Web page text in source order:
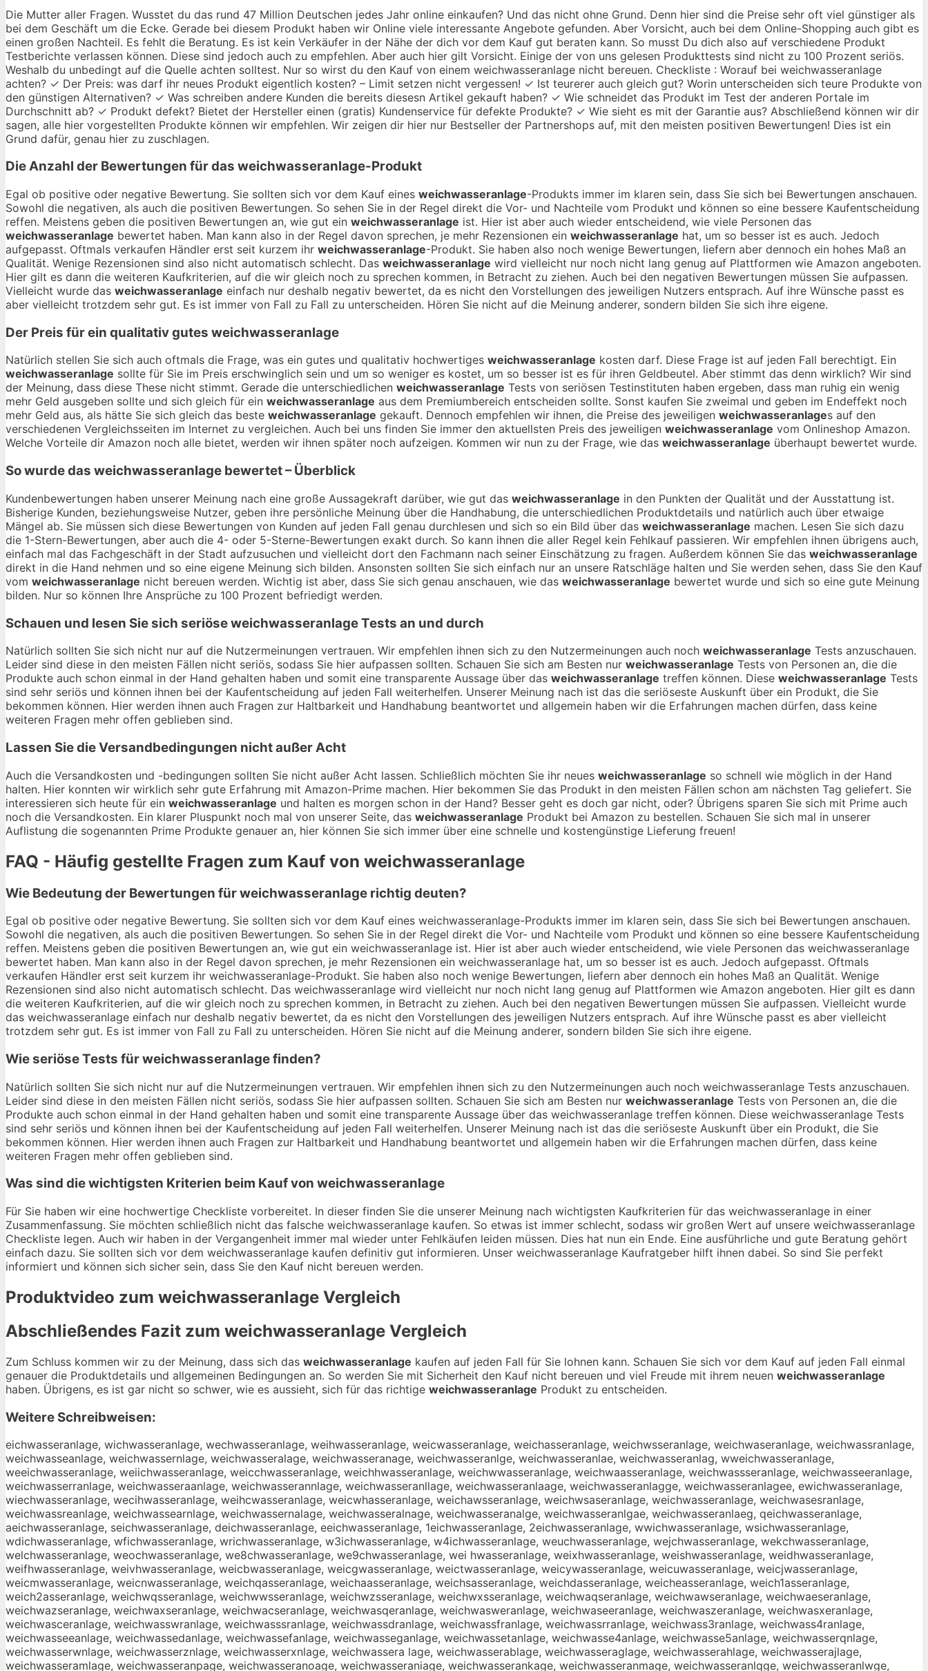
Die Mutter aller Fragen. Wusstet du das rund 47 Million Deutschen jedes Jahr online einkaufen? Und das nicht ohne Grund. Denn hier sind die Preise sehr oft viel günstiger als
bei dem Geschäft um die Ecke. Gerade bei diesem Produkt haben wir Online viele interessante Angebote gefunden. Aber Vorsicht, auch bei dem Online-Shopping auch gibt es
einen großen Nachteil. Es fehlt die Beratung. Es ist kein Verkäufer in der Nähe der dich vor dem Kauf gut beraten kann. So musst Du dich also auf verschiedene Produkt
Testberichte verlassen können. Diese sind jedoch auch zu empfehlen. Aber auch hier gilt Vorsicht. Einige der von uns gelesen Produkttests sind nicht zu 100 Prozent seriös.
Weshalb du unbedingt auf die Quelle achten solltest. Nur so wirst du den Kauf von einem weichwasseranlage nicht bereuen. Checkliste : Worauf bei weichwasseranlage
achten? ✓ Der Preis: was darf ihr neues Produkt eigentlich kosten? – Limit setzen nicht vergessen! ✓ Ist teurerer auch gleich gut? Worin unterscheiden sich teure Produkte von
den günstigen Alternativen? ✓ Was schreiben andere Kunden die bereits diesesn Artikel gekauft haben? ✓ Wie schneidet das Produkt im Test der anderen Portale im
Durchschnitt ab? ✓ Produkt defekt? Bietet der Hersteller einen (gratis) Kundenservice für defekte Produkte? ✓ Wie sieht es mit der Garantie aus? Abschließend können wir dir
sagen, alle hier vorgestellten Produkte können wir empfehlen. Wir zeigen dir hier nur Bestseller der Partnershops auf, mit den meisten positiven Bewertungen! Dies ist ein
Grund dafür, genau hier zu zuschlagen.
Die Anzahl der Bewertungen für das weichwasseranlage-Produkt
Egal ob positive oder negative Bewertung. Sie sollten sich vor dem Kauf eines weichwasseranlage-Produkts immer im klaren sein, dass Sie sich bei Bewertungen anschauen.
Sowohl die negativen, als auch die positiven Bewertungen. So sehen Sie in der Regel direkt die Vor- und Nachteile vom Produkt und können so eine bessere Kaufentscheidung
reffen. Meistens geben die positiven Bewertungen an, wie gut ein weichwasseranlage ist. Hier ist aber auch wieder entscheidend, wie viele Personen das
weichwasseranlage bewertet haben. Man kann also in der Regel davon sprechen, je mehr Rezensionen ein weichwasseranlage hat, um so besser ist es auch. Jedoch
aufgepasst. Oftmals verkaufen Händler erst seit kurzem ihr weichwasseranlage-Produkt. Sie haben also noch wenige Bewertungen, liefern aber dennoch ein hohes Maß an
Qualität. Wenige Rezensionen sind also nicht automatisch schlecht. Das weichwasseranlage wird vielleicht nur noch nicht lang genug auf Plattformen wie Amazon angeboten.
Hier gilt es dann die weiteren Kaufkriterien, auf die wir gleich noch zu sprechen kommen, in Betracht zu ziehen. Auch bei den negativen Bewertungen müssen Sie aufpassen.
Vielleicht wurde das weichwasseranlage einfach nur deshalb negativ bewertet, da es nicht den Vorstellungen des jeweiligen Nutzers entsprach. Auf ihre Wünsche passt es
aber vielleicht trotzdem sehr gut. Es ist immer von Fall zu Fall zu unterscheiden. Hören Sie nicht auf die Meinung anderer, sondern bilden Sie sich ihre eigene.
Der Preis für ein qualitativ gutes weichwasseranlage
Natürlich stellen Sie sich auch oftmals die Frage, was ein gutes und qualitativ hochwertiges weichwasseranlage kosten darf. Diese Frage ist auf jeden Fall berechtigt. Ein
weichwasseranlage sollte für Sie im Preis erschwinglich sein und um so weniger es kostet, um so besser ist es für ihren Geldbeutel. Aber stimmt das denn wirklich? Wir sind
der Meinung, dass diese These nicht stimmt. Gerade die unterschiedlichen weichwasseranlage Tests von seriösen Testinstituten haben ergeben, dass man ruhig ein wenig
mehr Geld ausgeben sollte und sich gleich für ein weichwasseranlage aus dem Premiumbereich entscheiden sollte. Sonst kaufen Sie zweimal und geben im Endeffekt noch
mehr Geld aus, als hätte Sie sich gleich das beste weichwasseranlage gekauft. Dennoch empfehlen wir ihnen, die Preise des jeweiligen weichwasseranlages auf den
verschiedenen Vergleichsseiten im Internet zu vergleichen. Auch bei uns finden Sie immer den aktuellsten Preis des jeweiligen weichwasseranlage vom Onlineshop Amazon.
Welche Vorteile dir Amazon noch alle bietet, werden wir ihnen später noch aufzeigen. Kommen wir nun zu der Frage, wie das weichwasseranlage überhaupt bewertet wurde.
So wurde das weichwasseranlage bewertet – Überblick
Kundenbewertungen haben unserer Meinung nach eine große Aussagekraft darüber, wie gut das weichwasseranlage in den Punkten der Qualität und der Ausstattung ist.
Bisherige Kunden, beziehungsweise Nutzer, geben ihre persönliche Meinung über die Handhabung, die unterschiedlichen Produktdetails und natürlich auch über etwaige
Mängel ab. Sie müssen sich diese Bewertungen von Kunden auf jeden Fall genau durchlesen und sich so ein Bild über das weichwasseranlage machen. Lesen Sie sich dazu
die 1-Stern-Bewertungen, aber auch die 4- oder 5-Sterne-Bewertungen exakt durch. So kann ihnen die aller Regel kein Fehlkauf passieren. Wir empfehlen ihnen übrigens auch,
einfach mal das Fachgeschäft in der Stadt aufzusuchen und vielleicht dort den Fachmann nach seiner Einschätzung zu fragen. Außerdem können Sie das weichwasseranlage
direkt in die Hand nehmen und so eine eigene Meinung sich bilden. Ansonsten sollten Sie sich einfach nur an unsere Ratschläge halten und Sie werden sehen, dass Sie den Kauf
vom weichwasseranlage nicht bereuen werden. Wichtig ist aber, dass Sie sich genau anschauen, wie das weichwasseranlage bewertet wurde und sich so eine gute Meinung
bilden. Nur so können Ihre Ansprüche zu 100 Prozent befriedigt werden.
Schauen und lesen Sie sich seriöseweichwasseranlageTests an und durch
Natürlich sollten Sie sich nicht nur auf die Nutzermeinungen vertrauen. Wir empfehlen ihnen sich zu den Nutzermeinungen auch noch weichwasseranlage Tests anzuschauen.
Leider sind diese in den meisten Fällen nicht seriös, sodass Sie hier aufpassen sollten. Schauen Sie sich am Besten nur weichwasseranlage Tests von Personen an, die die
Produkte auch schon einmal in der Hand gehalten haben und somit eine transparente Aussage über das weichwasseranlage treffen können. Diese weichwasseranlage Tests
sind sehr seriös und können ihnen bei der Kaufentscheidung auf jeden Fall weiterhelfen. Unserer Meinung nach ist das die seriöseste Auskunft über ein Produkt, die Sie
bekommen können. Hier werden ihnen auch Fragen zur Haltbarkeit und Handhabung beantwortet und allgemein haben wir die Erfahrungen machen dürfen, dass keine
weiteren Fragen mehr offen geblieben sind.
Lassen Sie die Versandbedingungen nicht außer Acht
Auch die Versandkosten und -bedingungen sollten Sie nicht außer Acht lassen. Schließlich möchten Sie ihr neues weichwasseranlage so schnell wie möglich in der Hand
halten. Hier konnten wir wirklich sehr gute Erfahrung mit Amazon-Prime machen. Hier bekommen Sie das Produkt in den meisten Fällen schon am nächsten Tag geliefert. Sie
interessieren sich heute für ein weichwasseranlage und halten es morgen schon in der Hand? Besser geht es doch gar nicht, oder? Übrigens sparen Sie sich mit Prime auch
noch die Versandkosten. Ein klarer Pluspunkt noch mal von unserer Seite, das weichwasseranlage Produkt bei Amazon zu bestellen. Schauen Sie sich mal in unserer
Auflistung die sogenannten Prime Produkte genauer an, hier können Sie sich immer über eine schnelle und kostengünstige Lieferung freuen!
FAQ - Häufig gestellte Fragen zum Kauf von weichwasseranlage
Wie Bedeutung der Bewertungen für weichwasseranlage richtig deuten?
Egal ob positive oder negative Bewertung. Sie sollten sich vor dem Kauf eines weichwasseranlage-Produkts immer im klaren sein, dass Sie sich bei Bewertungen anschauen.
Sowohl die negativen, als auch die positiven Bewertungen. So sehen Sie in der Regel direkt die Vor- und Nachteile vom Produkt und können so eine bessere Kaufentscheidung
reffen. Meistens geben die positiven Bewertungen an, wie gut ein weichwasseranlage ist. Hier ist aber auch wieder entscheidend, wie viele Personen das weichwasseranlage
bewertet haben. Man kann also in der Regel davon sprechen, je mehr Rezensionen ein weichwasseranlage hat, um so besser ist es auch. Jedoch aufgepasst. Oftmals
verkaufen Händler erst seit kurzem ihr weichwasseranlage-Produkt. Sie haben also noch wenige Bewertungen, liefern aber dennoch ein hohes Maß an Qualität. Wenige
Rezensionen sind also nicht automatisch schlecht. Das weichwasseranlage wird vielleicht nur noch nicht lang genug auf Plattformen wie Amazon angeboten. Hier gilt es dann
die weiteren Kaufkriterien, auf die wir gleich noch zu sprechen kommen, in Betracht zu ziehen. Auch bei den negativen Bewertungen müssen Sie aufpassen. Vielleicht wurde
das weichwasseranlage einfach nur deshalb negativ bewertet, da es nicht den Vorstellungen des jeweiligen Nutzers entsprach. Auf ihre Wünsche passt es aber vielleicht
trotzdem sehr gut. Es ist immer von Fall zu Fall zu unterscheiden. Hören Sie nicht auf die Meinung anderer, sondern bilden Sie sich ihre eigene.
Wie seriöse Tests für weichwasseranlage finden?
Natürlich sollten Sie sich nicht nur auf die Nutzermeinungen vertrauen. Wir empfehlen ihnen sich zu den Nutzermeinungen auch noch weichwasseranlage Tests anzuschauen.
Leider sind diese in den meisten Fällen nicht seriös, sodass Sie hier aufpassen sollten. Schauen Sie sich am Besten nur weichwasseranlage Tests von Personen an, die die
Produkte auch schon einmal in der Hand gehalten haben und somit eine transparente Aussage über das weichwasseranlage treffen können. Diese weichwasseranlage Tests
sind sehr seriös und können ihnen bei der Kaufentscheidung auf jeden Fall weiterhelfen. Unserer Meinung nach ist das die seriöseste Auskunft über ein Produkt, die Sie
bekommen können. Hier werden ihnen auch Fragen zur Haltbarkeit und Handhabung beantwortet und allgemein haben wir die Erfahrungen machen dürfen, dass keine
weiteren Fragen mehr offen geblieben sind.
Was sind die wichtigsten Kriterien beim Kauf von weichwasseranlage
Für Sie haben wir eine hochwertige Checkliste vorbereitet. In dieser finden Sie die unserer Meinung nach wichtigsten Kaufkriterien für das weichwasseranlage in einer
Zusammenfassung. Sie möchten schließlich nicht das falsche weichwasseranlage kaufen. So etwas ist immer schlecht, sodass wir großen Wert auf unsere weichwasseranlage
Checkliste legen. Auch wir haben in der Vergangenheit immer mal wieder unter Fehlkäufen leiden müssen. Dies hat nun ein Ende. Eine ausführliche und gute Beratung gehört
einfach dazu. Sie sollten sich vor dem weichwasseranlage kaufen definitiv gut informieren. Unser weichwasseranlage Kaufratgeber hilft ihnen dabei. So sind Sie perfekt
informiert und können sich sicher sein, dass Sie den Kauf nicht bereuen werden.
Produktvideo zum weichwasseranlage Vergleich
Abschließendes Fazit zum weichwasseranlage Vergleich
Zum Schluss kommen wir zu der Meinung, dass sich das weichwasseranlage kaufen auf jeden Fall für Sie lohnen kann. Schauen Sie sich vor dem Kauf auf jeden Fall einmal
genauer die Produktdetails und allgemeinen Bedingungen an. So werden Sie mit Sicherheit den Kauf nicht bereuen und viel Freude mit ihrem neuen weichwasseranlage
haben. Übrigens, es ist gar nicht so schwer, wie es aussieht, sich für das richtige weichwasseranlage Produkt zu entscheiden.
Weitere Schreibweisen:
eichwasseranlage, wichwasseranlage, wechwasseranlage, weihwasseranlage, weicwasseranlage, weichasseranlage, weichwsseranlage, weichwaseranlage, weichwassranlage,
weichwasseanlage, weichwassernlage, weichwasseralage, weichwasseranage, weichwasseranlge, weichwasseranlae, weichwasseranlag, wweichwasseranlage,
weeichwasseranlage, weiichwasseranlage, weicchwasseranlage, weichhwasseranlage, weichwwasseranlage, weichwaasseranlage, weichwassseranlage, weichwasseeranlage,
weichwasserranlage, weichwasseraanlage, weichwasserannlage, weichwasseranllage, weichwasseranlaage, weichwasseranlagge, weichwasseranlagee, ewichwasseranlage,
wiechwasseranlage, wecihwasseranlage, weihcwasseranlage, weicwhasseranlage, weichawsseranlage, weichwsaseranlage, weichwasseranlage, weichwasesranlage,
weichwassreanlage, weichwassearnlage, weichwassernalage, weichwasseralnage, weichwasseranalge, weichwasseranlgae, weichwasseranlaeg, qeichwasseranlage,
aeichwasseranlage, seichwasseranlage, deichwasseranlage, eeichwasseranlage, 1eichwasseranlage, 2eichwasseranlage, wwichwasseranlage, wsichwasseranlage,
wdichwasseranlage, wfichwasseranlage, wrichwasseranlage, w3ichwasseranlage, w4ichwasseranlage, weuchwasseranlage, wejchwasseranlage, wekchwasseranlage,
welchwasseranlage, weochwasseranlage, we8chwasseranlage, we9chwasseranlage, wei hwasseranlage, weixhwasseranlage, weishwasseranlage, weidhwasseranlage,
weifhwasseranlage, weivhwasseranlage, weicbwasseranlage, weicgwasseranlage, weictwasseranlage, weicywasseranlage, weicuwasseranlage, weicjwasseranlage,
weicmwasseranlage, weicnwasseranlage, weichqasseranlage, weichaasseranlage, weichsasseranlage, weichdasseranlage, weicheasseranlage, weich1asseranlage,
weich2asseranlage, weichwqsseranlage, weichwwsseranlage, weichwzsseranlage, weichwxsseranlage, weichwaqseranlage, weichwawseranlage, weichwaeseranlage,
weichwazseranlage, weichwaxseranlage, weichwacseranlage, weichwasqeranlage, weichwasweranlage, weichwaseeranlage, weichwaszeranlage, weichwasxeranlage,
weichwasceranlage, weichwasswranlage, weichwasssranlage, weichwassdranlage, weichwassfranlage, weichwassrranlage, weichwass3ranlage, weichwass4ranlage,
weichwasseeanlage, weichwassedanlage, weichwassefanlage, weichwasseganlage, weichwassetanlage, weichwasse4anlage, weichwasse5anlage, weichwasserqnlage,
weichwasserwnlage, weichwasserznlage, weichwasserxnlage, weichwassera lage, weichwasserablage, weichwasseraglage, weichwasserahlage, weichwasserajlage,
weichwasseramlage, weichwasseranpage, weichwasseranoage, weichwasseraniage, weichwasserankage, weichwasseranmage, weichwasseranlqge, weichwasseranlwge,